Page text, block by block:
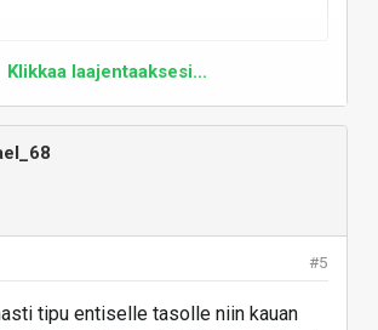
Klikkaa laajentaaksesi...
#5
tipu entiselle tasolle niin kauan